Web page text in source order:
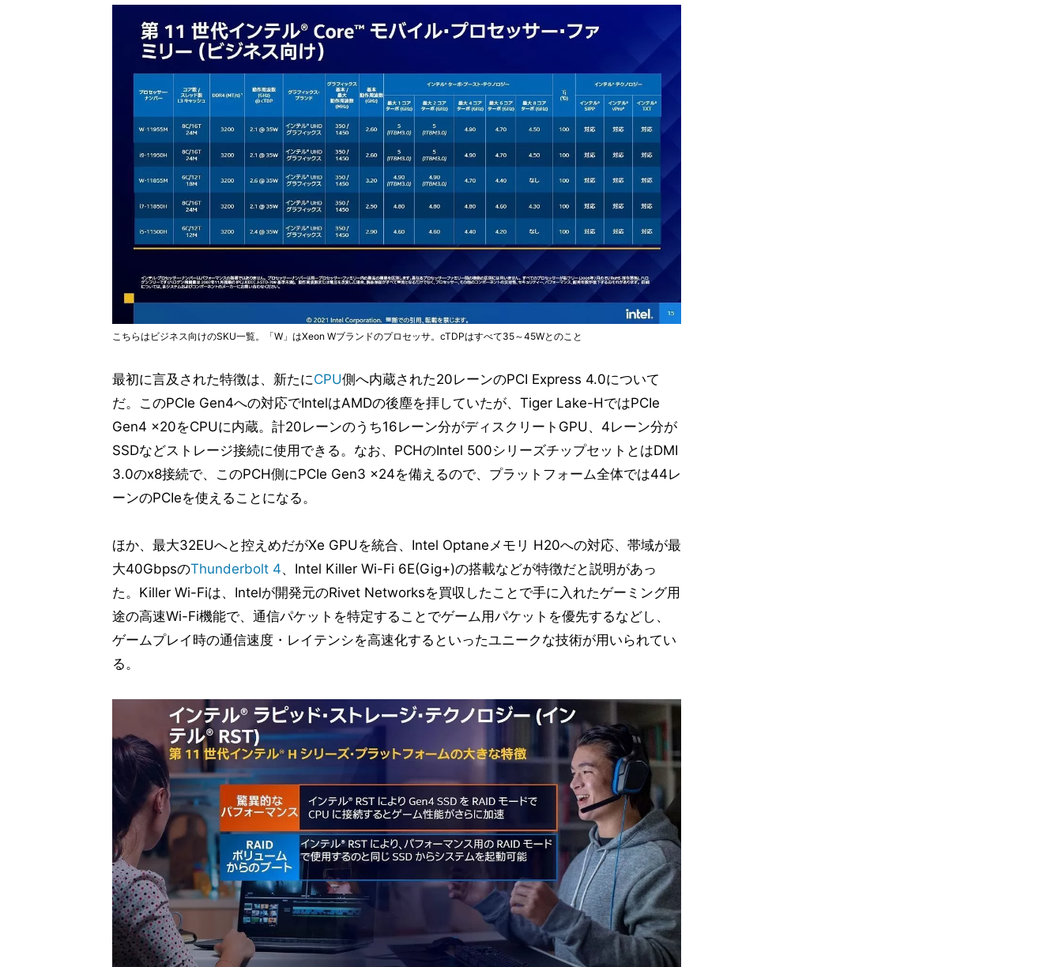
こちらはビジネス向けのSKU一覧。「W」はXeon Wブランドのプロセッサ。cTDPはすべて35～45Wとのこと
最初に言及された特徴は、新たにCPU側へ内蔵された20レーンのPCI Express 4.0について
だ。このPCIe Gen4への対応でIntelはAMDの後塵を拝していたが、Tiger Lake-HではPCIe
Gen4 x20をCPUに内蔵。計20レーンのうち16レーン分がディスクリートGPU、4レーン分が
SSDなどストレージ接続に使用できる。なお、PCHのIntel 500シリーズチップセットとはDMI
3.0のx8接続で、このPCH側にPCIe Gen3 x24を備えるので、プラットフォーム全体では44レ
ーンのPCIeを使えることになる。
ほか、最大32EUへと控えめだがXe GPUを統合、Intel Optaneメモリ H20への対応、帯域が最
大40GbpsのThunderbolt 4、Intel Killer Wi-Fi 6E(Gig+)の搭載などが特徴だと説明があっ
た。Killer Wi-Fiは、Intelが開発元のRivet Networksを買収したことで手に入れたゲーミング用
途の高速Wi-Fi機能で、通信パケットを特定することでゲーム用パケットを優先するなどし、
ゲームプレイ時の通信速度・レイテンシを高速化するといったユニークな技術が用いられてい
る。